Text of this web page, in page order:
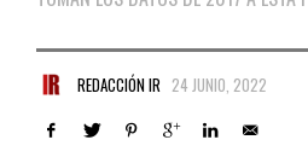
REDACCIÓN IR 24 JUNIO, 2022